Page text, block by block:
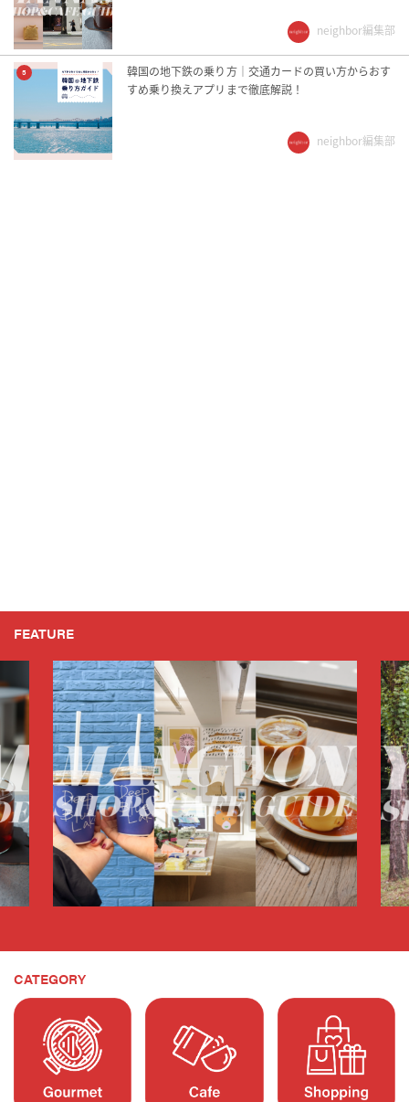
neighbor編集部
5
韓国の地下鉄の乗り方｜交通カードの買い方からおす
すめ乗り換えアプリまで徹底解説！
neighbor編集部
FEATURE
CATEGORY